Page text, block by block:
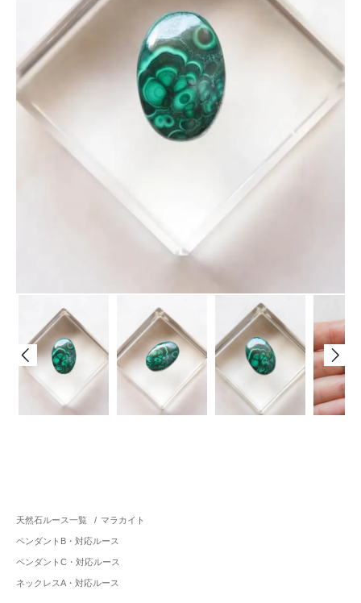
天然石ルース一覧 / マラカイト
ペンダントB・対応ルース
ペンダントC・対応ルース
ネックレスA・対応ルース